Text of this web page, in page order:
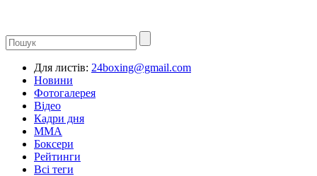
Для листів: 24boxing@gmail.com
Новини
Фотогалерея
Відео
Кадри дня
ММА
Боксери
Рейтинги
Всі теги